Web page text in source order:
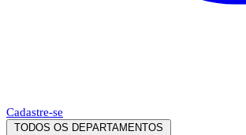
Cadastre-se
TODOS OS DEPARTAMENTOS